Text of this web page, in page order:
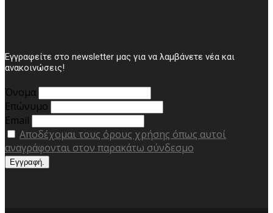
Εγγραφείτε στο newsletter μας για να λαμβάνετε νέα και
ανακοινώσεις!
Όνομα
Επώνυμο
Email
Αποδέχομαι τους όρους χρήσης όπως αυτοί
αναγράφονται στον παρακάτω σύνδεσμο